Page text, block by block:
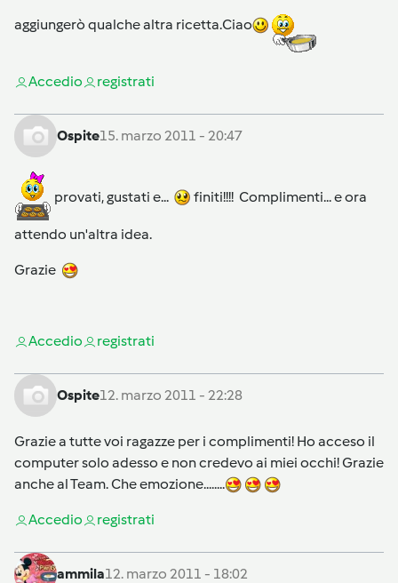
aggiungerò qualche altra ricetta.Ciao
Accedio registrati
Ospite15. marzo 2011 - 20:47
provati, gustati e... finiti!!!! Complimenti... e ora
attendo un'altra idea.
Grazie
Accedio registrati
Ospite12. marzo 2011 - 22:28
Grazie a tutte voi ragazze per i complimenti! Ho acceso il
computer solo adesso e non credevo ai miei occhi! Grazie
anche al Team. Che emozione........
Accedio registrati
ammila12. marzo 2011 - 18:02